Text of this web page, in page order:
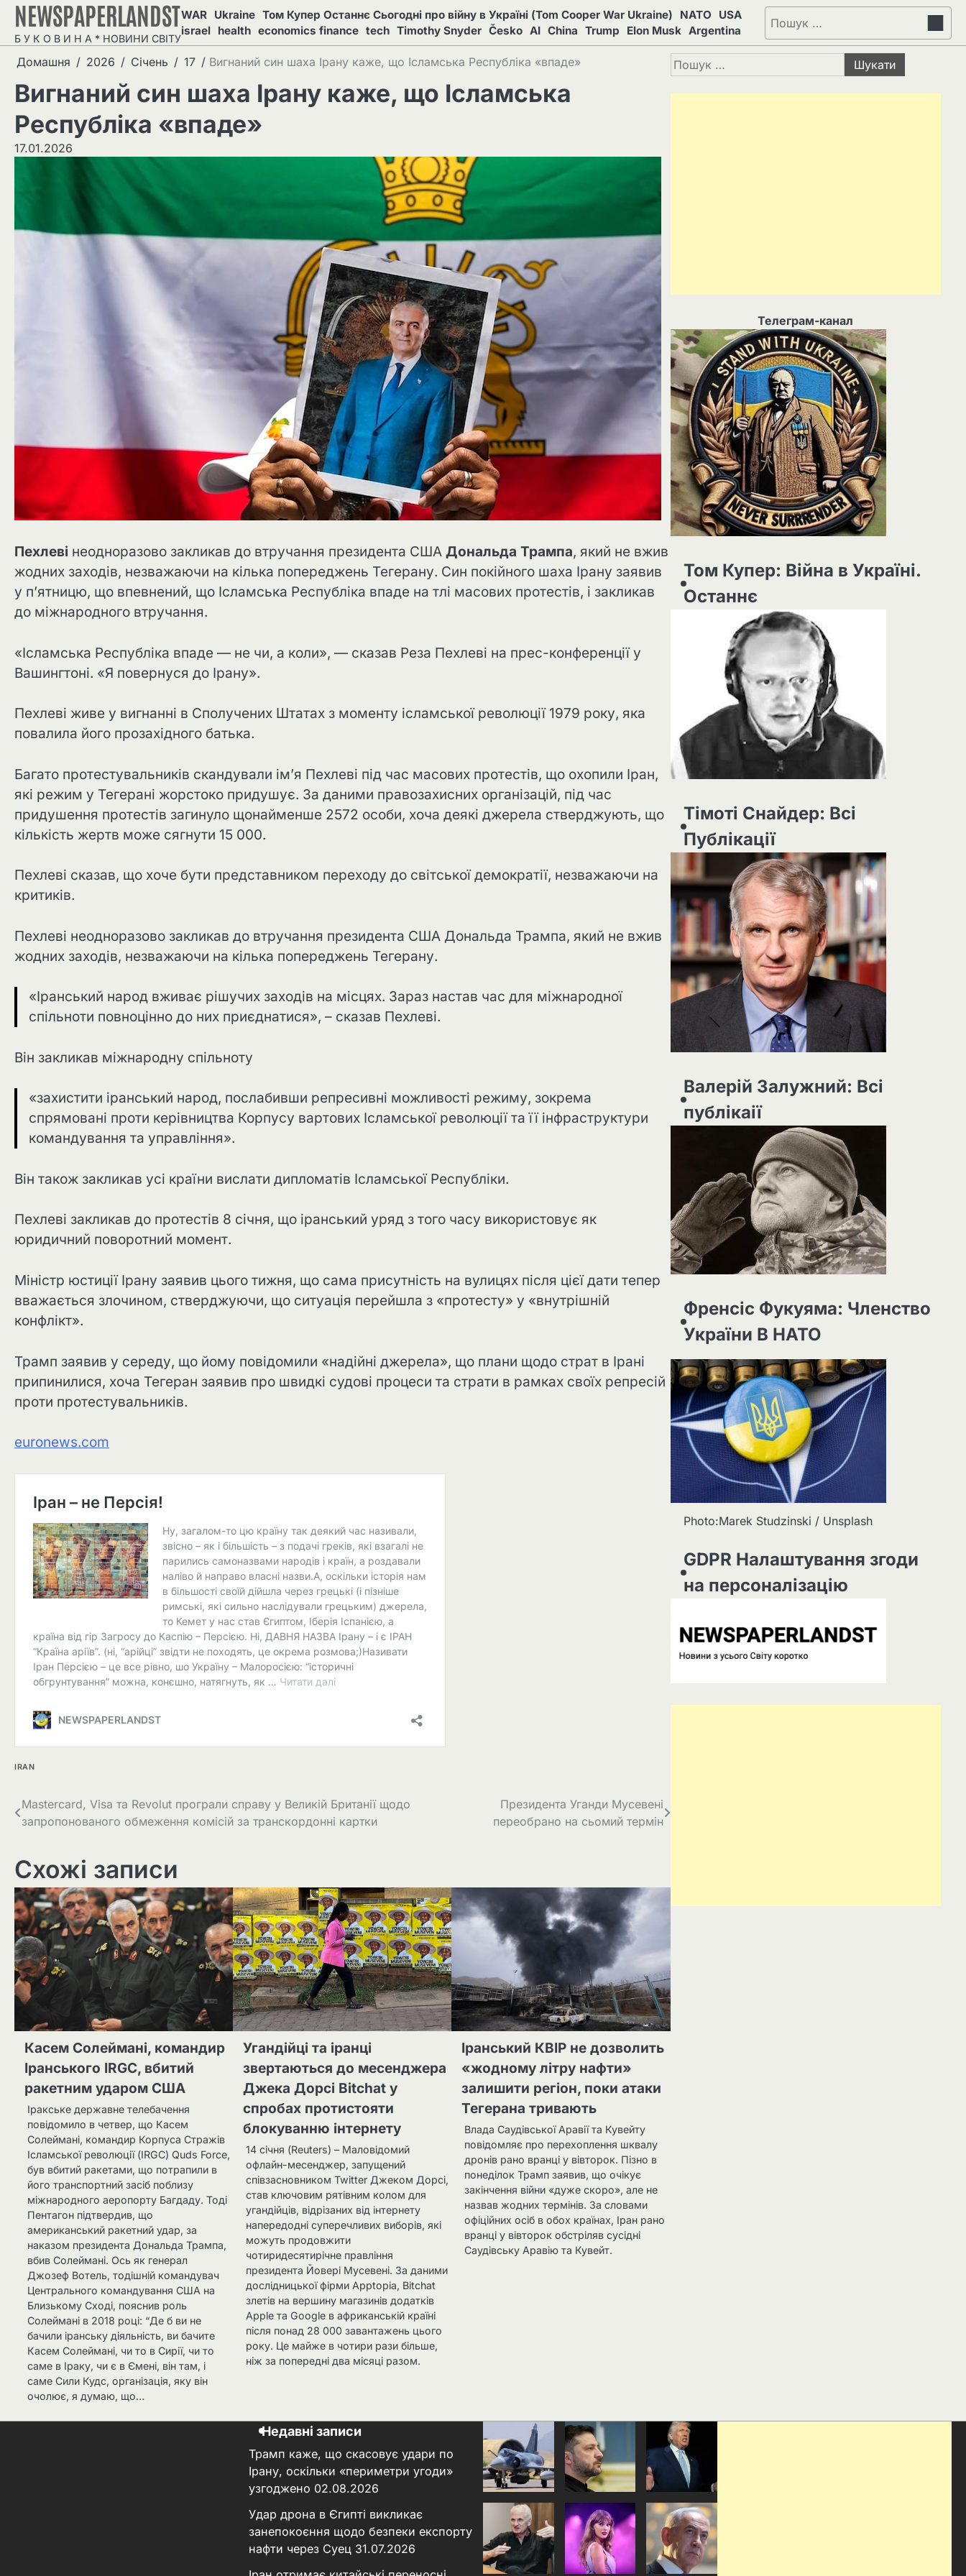
Перейти
вмісту
NEWSPAPERLANDST
Б У К О В И Н А * НОВИНИ СВІТУ
WAR Ukraine Том Купер Останнє Сьогодні про війну в Україні (Tom Cooper War Ukraine) NATO
USA
israel health economics finance tech Timothy Snyder Česko AI China Trump Elon Musk Argentina
Пошук:
Домашня 2026 Січень 17 Вигнаний син шаха Ірану каже, що Ісламська Республіка «впаде»
Вигнаний син шаха Ірану каже, що Ісламська
Республіка «впаде»
17.01.2026
Пехлеві неодноразово закликав до втручання президента США Дональда Трампа, який не вжив
жодних заходів, незважаючи на кілька попереджень Тегерану. Син покійного шаха Ірану заявив
у п’ятницю, що впевнений, що Ісламська Республіка впаде на тлі масових протестів, і закликав
до міжнародного втручання.
«Ісламська Республіка впаде — не чи, а коли», — сказав Реза Пехлеві на прес-конференції у
Вашингтоні. «Я повернуся до Ірану».
Пехлеві живе у вигнанні в Сполучених Штатах з моменту ісламської революції 1979 року, яка
повалила його прозахідного батька.
Багато протестувальників скандували ім’я Пехлеві під час масових протестів, що охопили Іран,
які режим у Тегерані жорстоко придушує. За даними правозахисних організацій, під час
придушення протестів загинуло щонайменше 2572 особи, хоча деякі джерела стверджують, що
кількість жертв може сягнути 15 000.
Пехлеві сказав, що хоче бути представником переходу до світської демократії, незважаючи на
критиків.
Пехлеві неодноразово закликав до втручання президента США Дональда Трампа, який не вжив
жодних заходів, незважаючи на кілька попереджень Тегерану.
«Іранський народ вживає рішучих заходів на місцях. Зараз настав час для міжнародної
спільноти повноцінно до них приєднатися», – сказав Пехлеві.
Він закликав міжнародну спільноту
«захистити іранський народ, послабивши репресивні можливості режиму, зокрема
спрямовані проти керівництва Корпусу вартових Ісламської революції та її інфраструктури
командування та управління».
Він також закликав усі країни вислати дипломатів Ісламської Республіки.
Пехлеві закликав до протестів 8 січня, що іранський уряд з того часу використовує як
юридичний поворотний момент.
Міністр юстиції Ірану заявив цього тижня, що сама присутність на вулицях після цієї дати тепер
вважається злочином, стверджуючи, що ситуація перейшла з «протесту» у «внутрішній
конфлікт».
Трамп заявив у середу, що йому повідомили «надійні джерела», що плани щодо страт в Ірані
припинилися, хоча Тегеран заявив про швидкі судові процеси та страти в рамках своїх репресій
проти протестувальників.
euronews.com
IRAN
Навігація
записів
Mastercard, Visa та Revolut програли справу у Великій Британії щодо
запропонованого обмеження комісій за транскордонні картки
Президента Уганди Мусевені
переобрано на сьомий термін
Схожі записи
Касем Солеймані, командир
Іранського IRGC, вбитий
ракетним ударом США
Іракське державне телебачення
повідомило в четвер, що Касем
Солеймані, командир Корпуса Стражів
Ісламської революції (IRGC) Quds Force,
був вбитий ракетами, що потрапили в
його транспортний засіб поблизу
міжнародного аеропорту Багдаду. Тоді
Пентагон підтвердив, що
американський ракетний удар, за
наказом президента Дональда Трампа,
вбив Солеймані. Ось як генерал
Джозеф Вотель, тодішній командувач
Центрального командування США на
Близькому Сході, пояснив роль
Солеймані в 2018 році: “Де б ви не
бачили іранську діяльність, ви бачите
Касем Солеймані, чи то в Сирії, чи то
саме в Іраку, чи є в Ємені, він там, і
саме Сили Кудс, організація, яку він
очолює, я думаю, що…
Угандійці та іранці
звертаються до месенджера
Джека Дорсі Bitchat у
спробах протистояти
блокуванню інтернету
14 січня (Reuters) – Маловідомий
офлайн-месенджер, запущений
співзасновником Twitter Джеком Дорсі,
став ключовим рятівним колом для
угандійців, відрізаних від інтернету
напередодні суперечливих виборів, які
можуть продовжити
чотиридесятирічне правління
президента Йовері Мусевені. За даними
дослідницької фірми Apptopia, Bitchat
злетів на вершину магазинів додатків
Apple та Google в африканській країні
після понад 28 000 завантажень цього
року. Це майже в чотири рази більше,
ніж за попередні два місяці разом.
Іранський КВІР не дозволить
«жодному літру нафти»
залишити регіон, поки атаки
Тегерана тривають
Влада Саудівської Аравії та Кувейту
повідомляє про перехоплення шквалу
дронів рано вранці у вівторок. Пізно в
понеділок Трамп заявив, що очікує
закінчення війни «дуже скоро», але не
назвав жодних термінів. За словами
офіційних осіб в обох країнах, Іран рано
вранці у вівторок обстріляв сусідні
Саудівську Аравію та Кувейт.
Пошук:
Телеграм-канал
Том Купер: Війна в Україні.
Останнє
Тімоті Снайдер: Всі
Публікації
Валерій Залужний: Всі
публікаії
Френсіс Фукуяма: Членство
України В НАТО
Photo:Marek Studzinski / Unsplash
GDPR Налаштування згоди
на персоналізацію
Недавні записи
Трамп каже, що скасовує удари по
Ірану, оскільки «периметри угоди»
узгоджено 02.08.2026
Удар дрона в Єгипті викликає
занепокоєння щодо безпеки експорту
нафти через Суец 31.07.2026